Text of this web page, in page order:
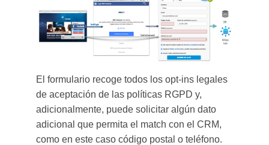
El formulario recoge todos los opt-ins legales
de aceptación de las políticas RGPD y,
adicionalmente, puede solicitar algún dato
adicional que permita el match con el CRM,
como en este caso código postal o teléfono.